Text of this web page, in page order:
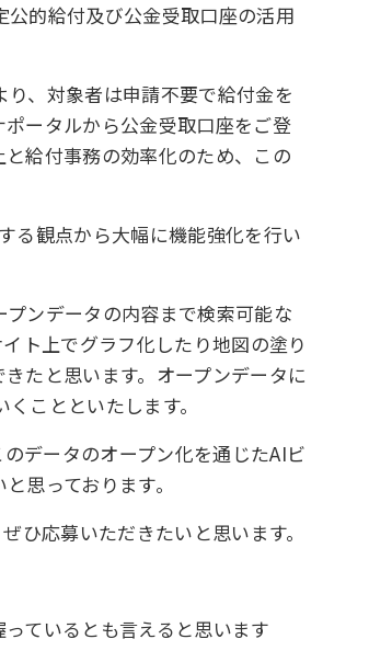
的給付及び公金受取口座の活用
、対象者は申請不要で給付金を
ータルから公金受取口座をご登
給付事務の効率化のため、この
る観点から大幅に機能強化を行い
ンデータの内容まで検索可能な
ト上でグラフ化したり地図の塗り
たと思います。オープンデータに
ことといたします。
データのオープン化を通じたAIビ
思っております。
ひ応募いただきたいと思います。
ているとも言えると思います